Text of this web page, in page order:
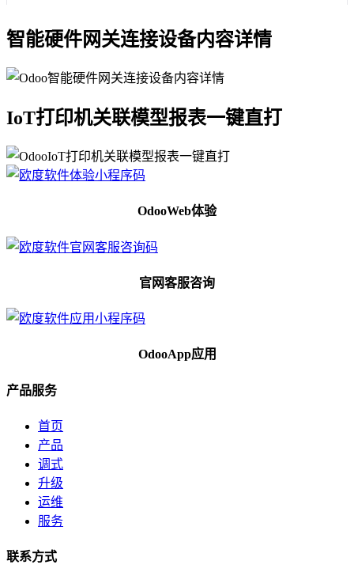
智能硬件网关连接设备内容详情
IoT打印机关联模型报表一键直打
OdooWeb体验
官网客服咨询
OdooApp应用
产品服务
首页
产品
调式
升级
运维
服务
联系方式